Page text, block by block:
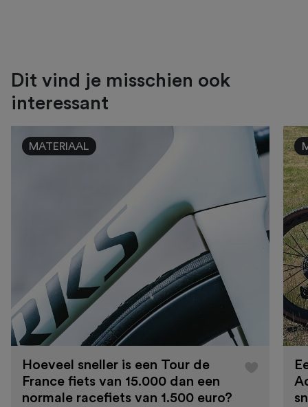
Dit vind je misschien ook
interessant
MATERIAAL
Hoeveel sneller is een Tour de
France fiets van 15.000 dan een
normale racefiets van 1.500 euro?